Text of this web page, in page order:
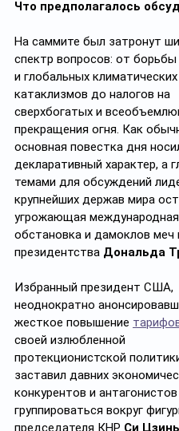
Что предполагалось
На саммите был затронут
спектр вопросов: от
и глобальных климатических
катаклизмов до налогов на
сверхбогатых и
прекращения огня. Как
основная повестка дня
декларативный характер, а
темами для обсуждений
крупнейших держав мира
угрожающая международная
обстановка и дамоклов меч
президентства Дональда
Избранный президент США,
неоднократно
жесткое повышение
своей излюбленной
протекционистской
заставил давних
конкурентов и
группироваться вокруг
председателя КНР Си